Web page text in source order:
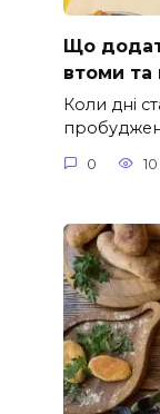
Що
втоми та
Коли дні
0 10